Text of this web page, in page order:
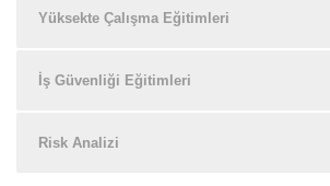
Yüksekte Çalışma Eğitimleri
İş Güvenliği Eğitimleri
Risk Analizi